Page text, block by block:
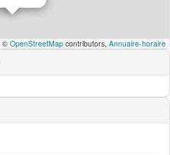
© OpenStreetMap contributors, Annuaire-horaire